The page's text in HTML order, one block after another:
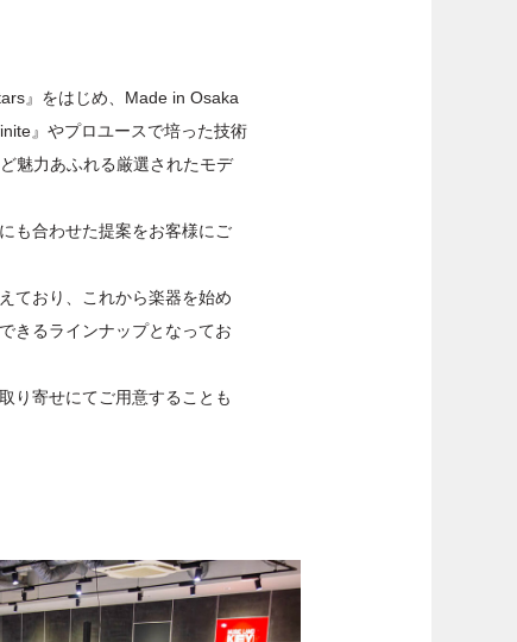
』をはじめ、Made in Osaka
』やプロユースで培った技術
魅力あふれる厳選されたモデ
も合わせた提案をお客様にご
ており、これから楽器を始め
きるラインナップとなってお
り寄せにてご用意することも